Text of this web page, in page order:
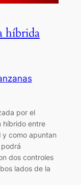
híbrida
por el
híbrido entre
y como apuntan
dos controles
lados de la